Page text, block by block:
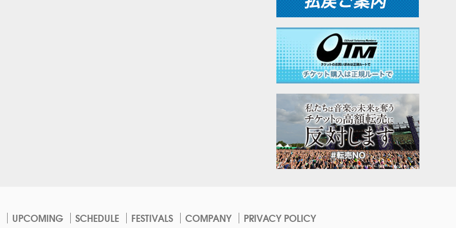
UPCOMING SCHEDULE FESTIVALS COMPANY PRIVACY POLICY